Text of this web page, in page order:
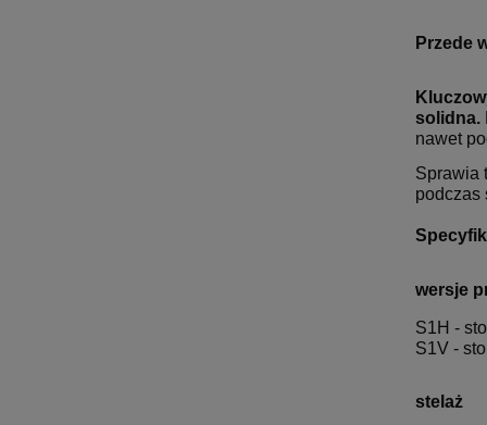
Przede
solidna.
nawet
Sprawia
podczas
wersje
S1H -
S1V -
stelaż